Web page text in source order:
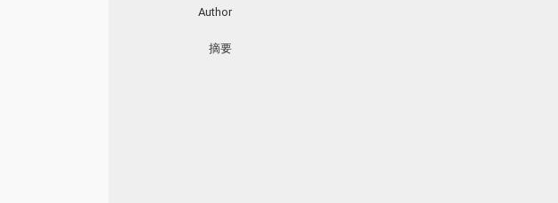
Author
摘要